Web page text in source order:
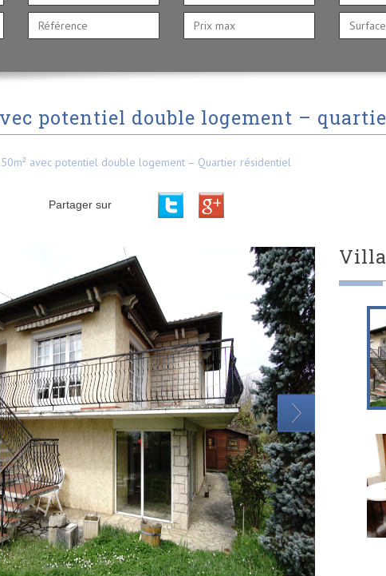
potentiel double logement –
avec potentiel double logement – Quartier résidentiel
Partager sur